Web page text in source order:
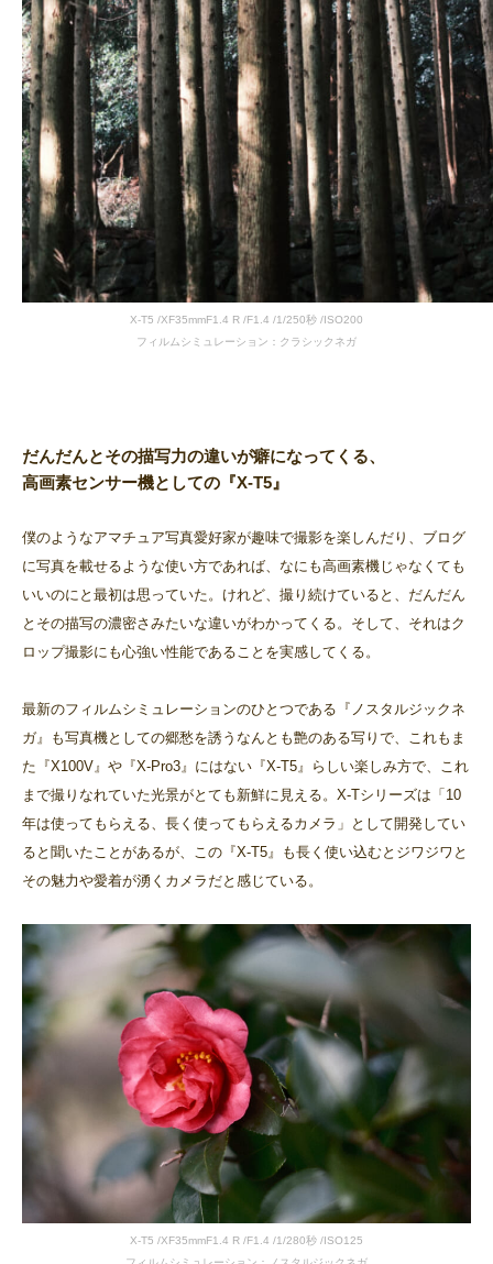
X-T5 /XF35mmF1.4 R /F1.4 /1/250秒 /ISO200
フィルムシミュレーション：クラシックネガ
だんだんとその描写力の違いが癖になってくる、
高画素センサー機としての『X-T5』
僕のようなアマチュア写真愛好家が趣味で撮影を楽しんだり、ブログ
に写真を載せるような使い方であれば、なにも高画素機じゃなくても
いいのにと最初は思っていた。けれど、撮り続けていると、だんだん
とその描写の濃密さみたいな違いがわかってくる。そして、それはク
ロップ撮影にも心強い性能であることを実感してくる。
最新のフィルムシミュレーションのひとつである『ノスタルジックネ
ガ』も写真機としての郷愁を誘うなんとも艶のある写りで、これもま
た『X100V』や『X-Pro3』にはない『X-T5』らしい楽しみ方で、これ
まで撮りなれていた光景がとても新鮮に見える。X-Tシリーズは「10
年は使ってもらえる、長く使ってもらえるカメラ」として開発してい
ると聞いたことがあるが、この『X-T5』も長く使い込むとジワジワと
その魅力や愛着が湧くカメラだと感じている。
X-T5 /XF35mmF1.4 R /F1.4 /1/280秒 /ISO125